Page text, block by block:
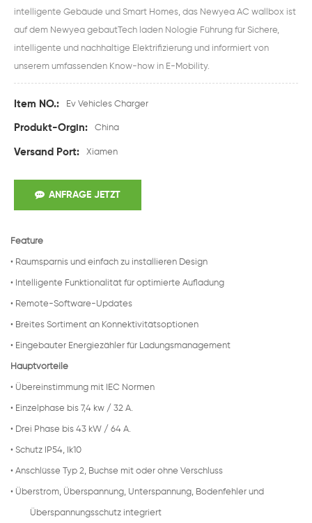
intelligente Gebäude und Smart Homes, das Newyea AC wallbox ist
auf dem Newyea gebautTech laden Nologie Führung für Sichere,
intelligente und nachhaltige Elektrifizierung und informiert von
unserem umfassenden Know-how in E-Mobility.
Item NO.: Ev Vehicles Charger
Produkt-Orgin: China
Versand Port: Xiamen
ANFRAGE JETZT
Feature
• Raumsparnis und einfach zu installieren Design
• Intelligente Funktionalität für optimierte Aufladung
• Remote-Software-Updates
• Breites Sortiment an Konnektivitätsoptionen
• Eingebauter Energiezähler für Ladungsmanagement
Hauptvorteile
• Übereinstimmung mit IEC Normen
• Einzelphase bis 7,4 kw / 32 A.
• Drei Phase bis 43 kW / 64 A.
• Schutz IP54, Ik10
• Anschlüsse Typ 2, Buchse mit oder ohne Verschluss
• Überstrom, Überspannung, Unterspannung, Bodenfehler und
Überspannungsschutz integriert